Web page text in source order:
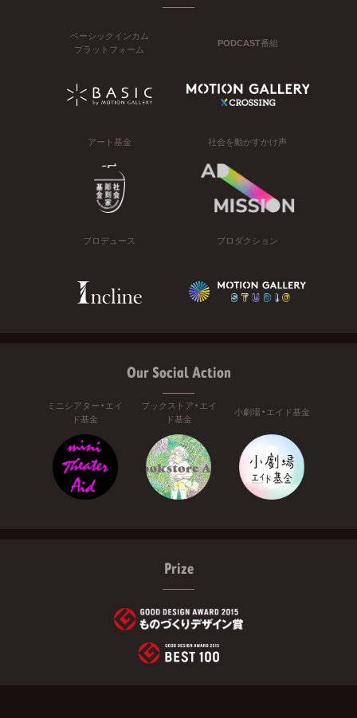
ベーシックインカム
プラットフォーム
PODCAST番組
アート基金 社会を動かすかけ声
プロデュース プロダクション
Our Social Action
ミニシアター・エイ
ド基金
ブックストア・エイ
ド基金
小劇場・エイド基金
Prize